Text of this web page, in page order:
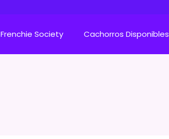
Frenchie Society Cachorros Disponibles